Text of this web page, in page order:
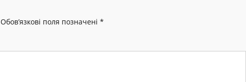
Обов’язкові поля позначені *